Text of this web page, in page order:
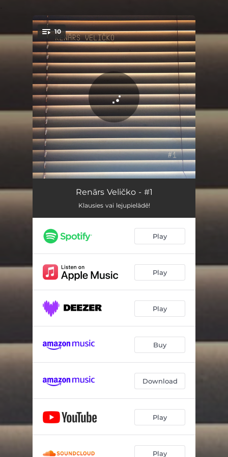
You're all set!
10
Nenokar galvu
Apskauj mani, apskauj
Tas nav tikai sniegs 03:01
Mazās drāmas
Par nesatikšanos 04:41
Zvaigzne krīt 03:43
Kā zibens, bet liegi 03:11
03:34
Renārs Veličko - #1
Klausies vai lejupielādē!
Play
Play
Play
Buy
Download
Play
Play